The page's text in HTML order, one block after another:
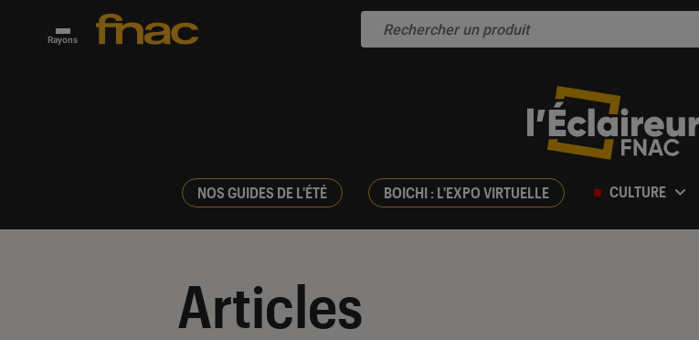
Rayons
NOS GUIDES DE L'ÉTÉ BOICHI : L'EXPO VIRTUELLE CULTURE
Articles